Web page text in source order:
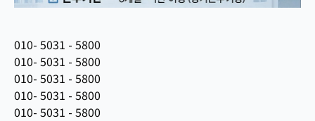
010- 5031 - 5800
010- 5031 - 5800
010- 5031 - 5800
010- 5031 - 5800
010- 5031 - 5800